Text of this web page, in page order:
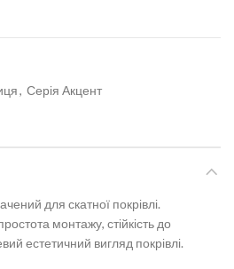
, Серія Акцент
для скатної покрівлі.
монтажу, стійкість до
естетичний вигляд покрівлі.